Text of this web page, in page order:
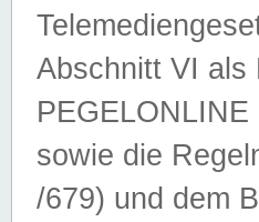
Abschnitt VI als
sowie die
/679) und dem